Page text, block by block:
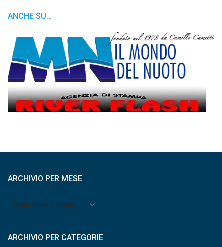
ANCHE SU…
ARCHIVIO PER MESE
Archivio
ARCHIVIO PER CATEGORIE